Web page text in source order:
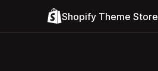
Shopify Theme Store